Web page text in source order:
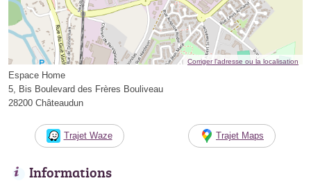
Corriger l’adresse ou la localisation
Espace Home
5, Bis Boulevard des Frères Bouliveau
28200 Châteaudun
Trajet Waze Trajet Maps
Informations